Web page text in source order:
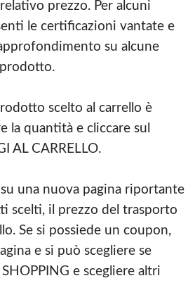
prezzo. Per alcuni
le certificazioni vantate e
su alcune
scelto al carrello è
la quantità e cliccare sul
AL CARRELLO.
una nuova pagina riportante
scelti, il prezzo del trasporto
Se si possiede un coupon,
e si può scegliere se
e scegliere altri